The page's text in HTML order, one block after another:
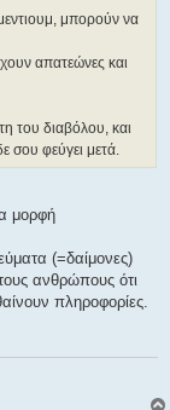
μπορούν να
απατεώνες και
του διαβόλου, και
σου φεύγει μετά.
μορφή
(=δαίμονες)
ανθρώπους ότι
πληροφορίες.